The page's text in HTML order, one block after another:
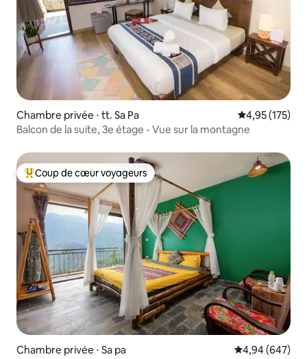
Chambre privée ⋅ tt. Sa Pa Évaluation
4,95 (175)
Balcon de la suite, 3e étage - Vue sur la montagne
Coups de cœur voyageurs les plus appréciés
Coup de cœur voyageurs
Chambre privée ⋅ Sa pa Évaluation
4,94 (647)